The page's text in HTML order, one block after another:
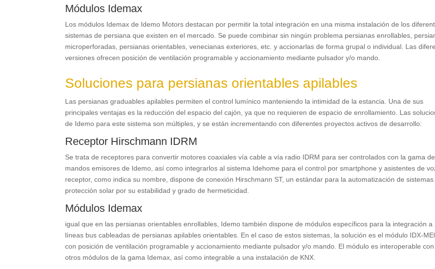
Módulos Idemax
Los módulos Idemax de Idemo Motors destacan por permitir la total integración en una misma instalación de los
sistemas de persiana que existen en el mercado. Se puede combinar sin ningún problema persianas enrollables,
microperforadas, persianas orientables, venecianas exteriores, etc. y accionarlas de forma grupal o individual. Las
versiones ofrecen posición de ventilación programable y accionamiento mediante pulsador y/o mando.
Soluciones para persianas orientables apilables
Las persianas graduables apilables permiten el control lumínico manteniendo la intimidad de la estancia. Una de sus
principales ventajas es la reducción del espacio del cajón, ya que no requieren de espacio de enrollamiento. Las
de Idemo para este sistema son múltiples, y se están incrementando con diferentes proyectos activos de desarrollo:
Receptor Hirschmann IDRM
Se trata de receptores para convertir motores coaxiales vía cable a vía radio IDRM para ser controlados con la gama de
mandos emisores de Idemo, así como integrarlos al sistema Idehome para el control por smartphone y asistentes de
receptor, como indica su nombre, dispone de conexión Hirschmann ST, un estándar para la automatización de sistemas
protección solar por su estabilidad y grado de hermeticidad.
Módulos Idemax
igual que en las persianas orientables enrollables, Idemo también dispone de módulos específicos para la integración a
líneas bus cableadas de persianas apilables orientables. En el caso de estos sistemas, la solución es el módulo IDX-
con posición de ventilación programable y accionamiento mediante pulsador y/o mando. El módulo es interoperable
otros módulos de la gama Idemax, así como integrable a una instalación de KNX.